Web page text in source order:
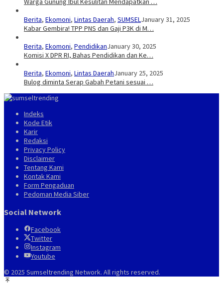
Berita, Ekomoni, Lintas Daerah, SUMSELJanuary 31, 2025
Kabar Gembira! TPP PNS dan Gaji P3K di M…
Berita, Ekomoni, PendidikanJanuary 30, 2025
Komisi X DPR RI, Bahas Pendidikan dan Ke…
Berita, Ekomoni, Lintas DaerahJanuary 25, 2025
Bulog diminta Serap Gabah Petani sesuai …
Indeks
Kode Etik
Karir
Redaksi
Privacy Policy
Disclaimer
Tentang Kami
Kontak Kami
Form Pengaduan
Pedoman Media Siber
Social Network
Facebook
Twitter
Instagram
Youtube
© 2025 Sumseltrending Network. All rights reserved.